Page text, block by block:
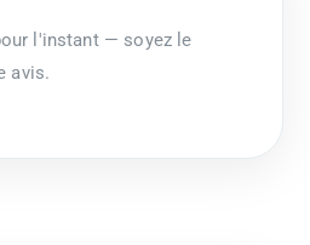
l'instant — soyez le
avis.